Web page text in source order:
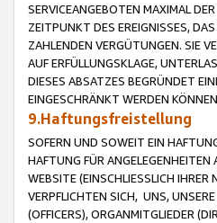
SERVICEANGEBOTEN MAXIMAL
ZEITPUNKT DES EREIGNISSES,
ZAHLENDEN VERGÜTUNGEN. SIE
AUF ERFÜLLUNGSKLAGE,
DIESES ABSATZES BEGRÜNDET
EINGESCHRÄNKT WERDEN
9.Haftungsfreistellung
SOFERN UND SOWEIT EIN
HAFTUNG FÜR
WEBSITE (EINSCHLIESSLICH
VERPFLICHTEN SICH, UNS,
(OFFICERS), ORGANMITGLIEDER